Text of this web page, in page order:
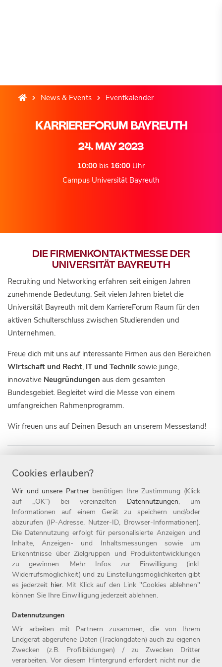
News & Events Eventkalender
KARRIEREFORUM BAYREUTH
24. MAY 2023
10:00 bis 16:00 Uhr
Campus Universität Bayreuth
DIE FIRMENKONTAKTMESSE DER
UNIVERSITÄT BAYREUTH
Recruiting und Networking erfahren seit einigen Jahren
zunehmende Bedeutung. Seit vielen Jahren bietet die
Universität Bayreuth mit dem KarriereForum Raum für den
aktiven Schulterschluss zwischen Studierenden und
Unternehmen.
Freue dich mit uns auf interessante Firmen aus den Bereichen
Wirtschaft und Recht, IT und Technik sowie junge,
innovative Neugründungen aus dem gesamten
Bundesgebiet. Begleitet wird die Messe von einem
umfangreichen Rahmenprogramm.
Wir freuen uns auf Deinen Besuch an unserem Messestand!
Home
Jobs
Compliance
Cookies erlauben?
Wir und unsere Partnerbenötigen Ihre Zustimmung (Klick
auf „OK”) bei vereinzelten Datennutzungen, um
Informationen auf einem Gerät zu speichern und/oder
abzurufen (IP-Adresse, Nutzer-ID, Browser-Informationen).
Die Datennutzung erfolgt für personalisierte Anzeigen und
Inhalte, Anzeigen- und Inhaltsmessungen sowie um
Erkenntnisse über Zielgruppen und Produktentwicklungen
zu gewinnen. Mehr Infos zur Einwilligung (inkl.
Widerrufsmöglichkeit) und zu Einstellungsmöglichkeiten gibt
es jederzeit hier. Mit Klick auf den Link "Cookies ablehnen"
können Sie Ihre Einwilligung jederzeit ablehnen.
Datennutzungen
Wir arbeiten mit Partnern zusammen, die von Ihrem
Endgerät abgerufene Daten (Trackingdaten) auch zu eigenen
Zwecken (z.B. Profilbildungen) / zu Zwecken Dritter
verarbeiten. Vor diesem Hintergrund erfordert nicht nur die